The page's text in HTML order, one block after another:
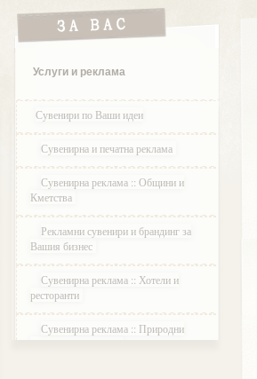
Услуги и реклама
Сувенири по Ваши идеи
Сувенирна и печатна реклама
Сувенирна реклама :: Общини и
Кметства
Рекламни сувенири и брандинг за
Вашия бизнес
Сувенирна реклама :: Хотели и
ресторанти
Сувенирна реклама :: Природни
паркове и Резервати